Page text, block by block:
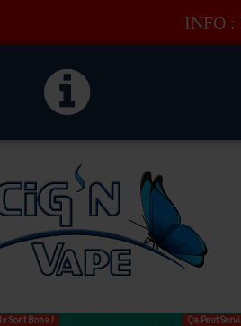
INFO :
Ils Sont Bons ! Ça Peut